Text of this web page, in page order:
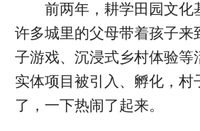
前两年，耕学田园文化
许多城里的父母带着孩子来
子游戏、沉浸式乡村体验等
实体项目被引入、孵化，村
了，一下热闹了起来。